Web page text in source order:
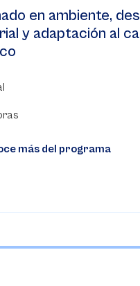
en ambiente,
y adaptación al
más del programa